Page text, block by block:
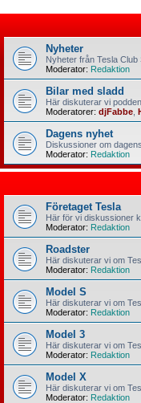
Nyheter
Nyheter från Tesla Club
Moderator: Redaktion
Bilar med sladd
Här diskuterar vi
Moderatorer: djFabbe
Dagens nyhet
Diskussioner om
Moderator: Redaktion
Företaget Tesla
Här för vi diskussioner
Moderator: Redaktion
Roadster
Här diskuterar vi om
Moderator: Redaktion
Model S
Här diskuterar vi om
Moderator: Redaktion
Model 3
Här diskuterar vi om
Moderator: Redaktion
Model X
Här diskuterar vi om
Moderator: Redaktion